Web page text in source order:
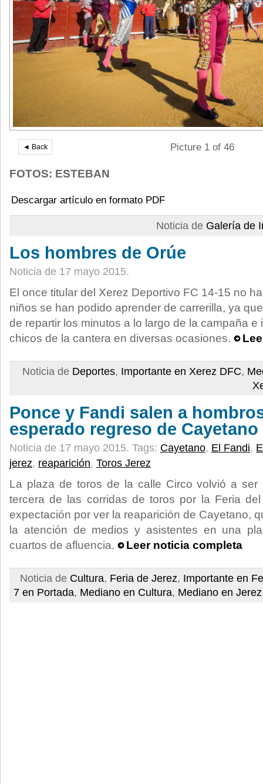
◄ Back Picture 1 of 46
FOTOS: ESTEBAN
Descargar artículo en formato PDF
Noticia de Galería de
Los hombres de Orúe
Noticia de 17 mayo 2015.
El once titular del Xerez Deportivo FC 14-15 no
niños se han podido aprender de carrerilla, ya
de repartir los minutos a lo largo de la campaña e
chicos de la cantera en diversas ocasiones.
Noticia de Deportes, Importante en Xerez DFC,
Ponce y Fandi salen a
esperado regreso de Cayetano
Noticia de 17 mayo 2015. Tags: Cayetano, El Fandi,
jerez, reaparición, Toros Jerez
La plaza de toros de la calle Circo volvió a
tercera de las corridas de toros por la Feria
expectación por ver la reaparición de Cayetano,
la atención de medios y asistentes en una
cuartos de afluencia.
Leer noticia completa
Noticia de Cultura, Feria de Jerez, Importante en
7 en Portada, Mediano en Cultura, Mediano en Jerez